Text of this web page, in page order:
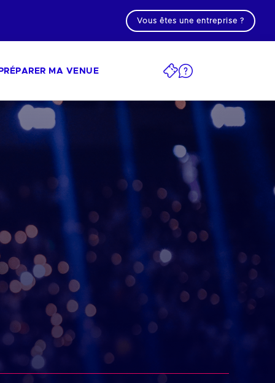
Vous êtes une entreprise ?
MA VENUE